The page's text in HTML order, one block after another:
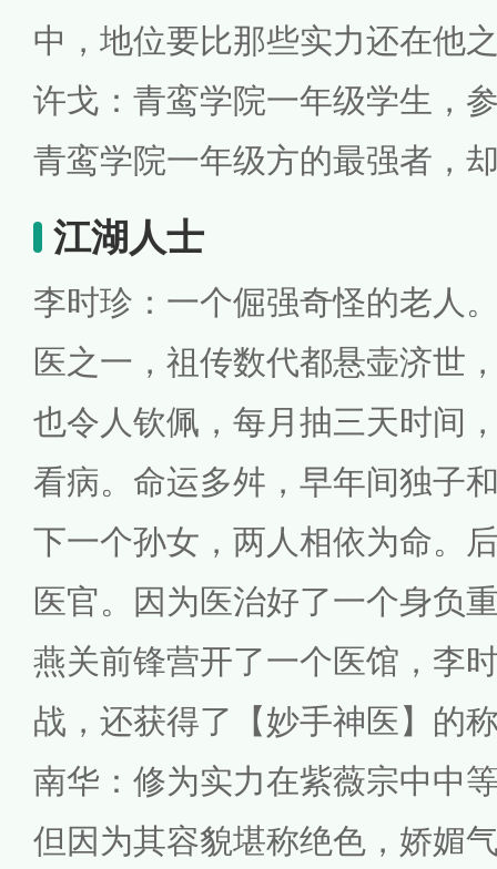
中，地位要比那些实力还在他
许戈：青鸾学院一年级学生，
青鸾学院一年级方的最强者，
江湖人士
李时珍：一个倔强奇怪的老人
医之一，祖传数代都悬壶济世
也令人钦佩，每月抽三天时间
看病。命运多舛，早年间独子
下一个孙女，两人相依为命。
医官。因为医治好了一个身负
燕关前锋营开了一个医馆，李
战，还获得了【妙手神医】的
南华：修为实力在紫薇宗中中
但因为其容貌堪称绝色，娇媚